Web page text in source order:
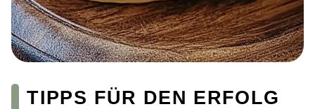
TIPPS FÜR DEN ERFOLG